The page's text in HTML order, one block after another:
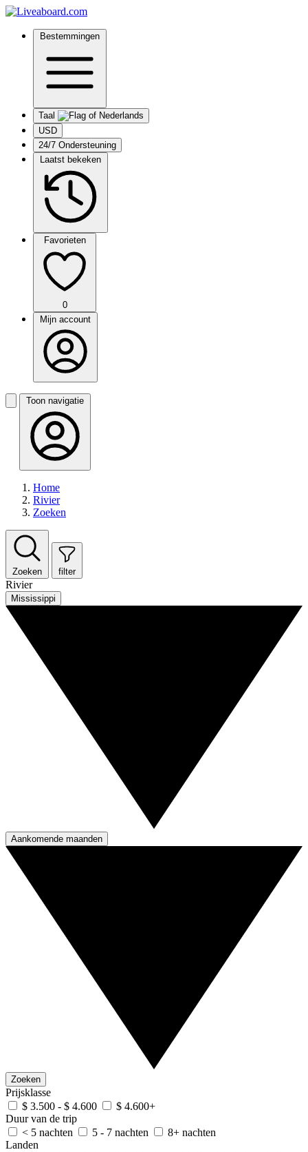
Bestemmingen
Taal
USD
24/7 Ondersteuning
Laatst bekeken
Favorieten
0
Mijn account
Toon navigatie
Home
Rivier
Zoeken
Zoeken filter
Rivier
Mississippi
Aankomende maanden
Zoeken
Prijsklasse
$ 3.500 - $ 4.600
$ 4.600+
Duur van de trip
< 5 nachten
5 - 7 nachten
8+ nachten
Landen